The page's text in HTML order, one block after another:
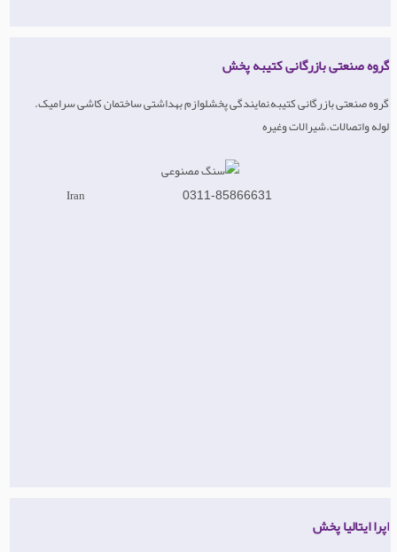
گروه صنعتی بازرگانی کتیبه پخش
گروه صنعتی بازرگانی کتیبه,نمایندگی پخشلوازم بهداشتی ساختمان کاشی سرامیک.
لوله واتصالات.شیرالات وغیره
Iran 0311-85866631
اپرا ایتالیا پخش